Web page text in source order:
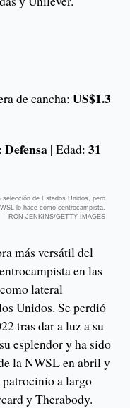
de cancha: US$1.3
Defensa | Edad: 31
de Estados Unidos, pero
lo hace como centrocampista.
RON JENKINS/GETTY IMAGES
más versátil del
en las
lateral
Unidos. Se perdió
tras dar a luz a su
esplendor y ha sido
la NWSL en abril y
patrocinio a largo
y Therabody.